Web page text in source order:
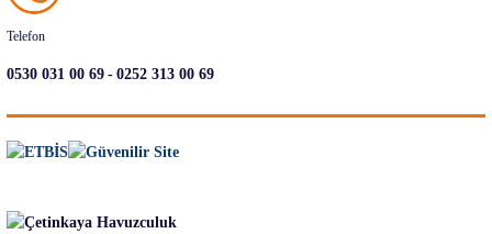
Telefon
0530 031 00 69-0252 313 00 69